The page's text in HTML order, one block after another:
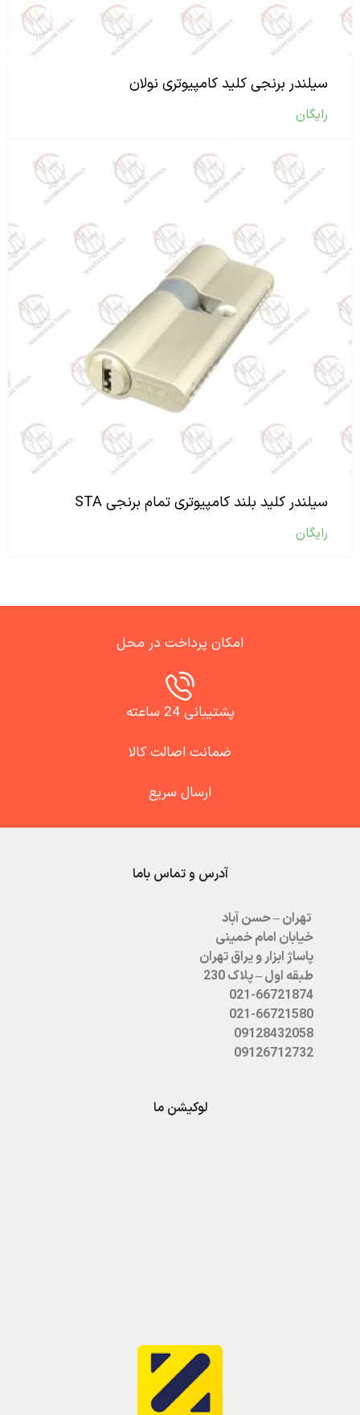
سیلندر برنجی کلید کامپیوتری نولان
رایگان
سیلندر کلید بلند کامپیوتری تمام برنجی STA
رایگان
امکان پرداخت در محل
پشتیبانی 24 ساعته
ضمانت اصالت کالا
ارسال سریع
آدرس و تماس باما
تهران – حسن آباد
خیابان امام خمینی
پاساژ ابزار و یراق تهران
طبقه اول – پلاک 230
021-66721874
021-66721580
09128432058
09126712732
لوکیشن ما